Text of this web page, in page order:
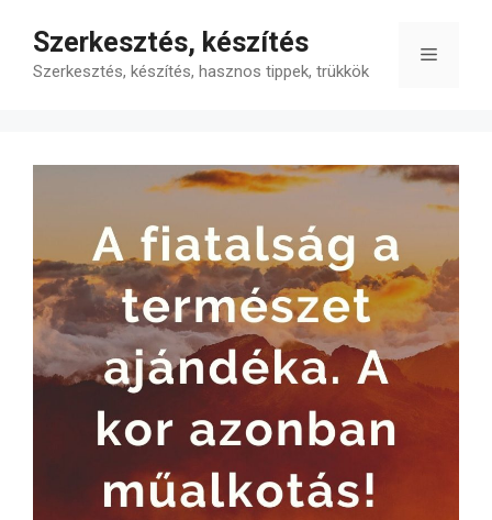
tartalomba
Szerkesztés, készítés
Szerkesztés, készítés, hasznos tippek, trükkök
Menü